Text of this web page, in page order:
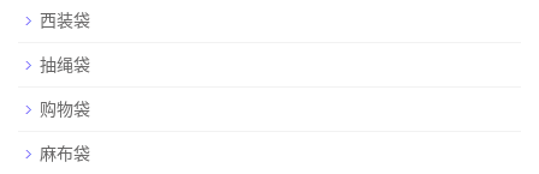
西装袋
抽绳袋
购物袋
麻布袋